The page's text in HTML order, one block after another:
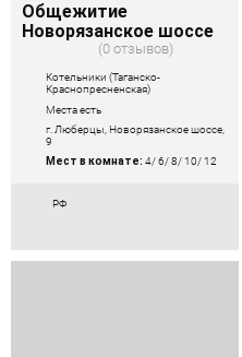
Общежитие
Новорязанское шоссе
0 отзывов
Котельники (Таганско-
Краснопресненская)
Места есть
г. Люберцы, Новорязанское шоссе,
9
Мест в комнате: 4/ 6/ 8/ 10/ 12
РФ